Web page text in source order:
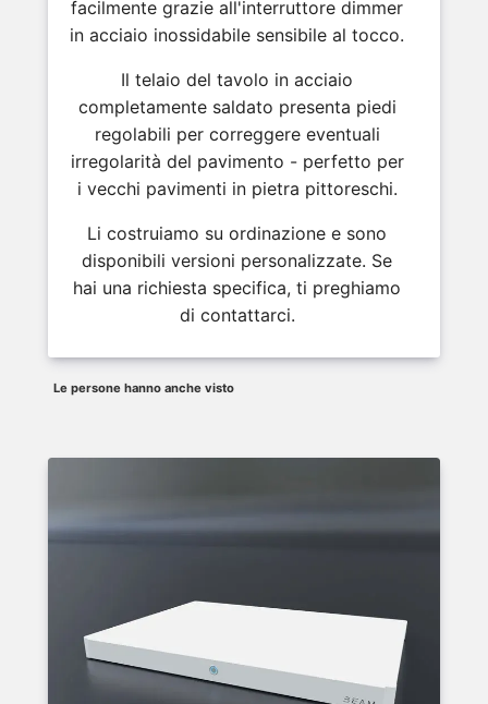
facilmente grazie all'interruttore dimmer
in acciaio inossidabile sensibile al tocco.
Il telaio del tavolo in acciaio
completamente saldato presenta piedi
regolabili per correggere eventuali
irregolarità del pavimento - perfetto per
i vecchi pavimenti in pietra pittoreschi.
Li costruiamo su ordinazione e sono
disponibili versioni personalizzate. Se
hai una richiesta specifica, ti preghiamo
di contattarci.
Le persone hanno anche visto